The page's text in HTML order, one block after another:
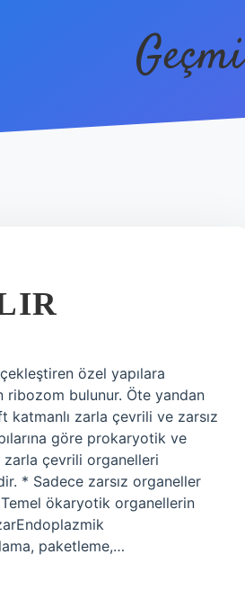
özel yapılara
ribozom bulunur. Öte yandan
zarla çevrili ve zarsız
göre prokaryotik ve
çevrili organelleri
* Sadece zarsız organeller
Temel ökaryotik organellerin
paketleme,…